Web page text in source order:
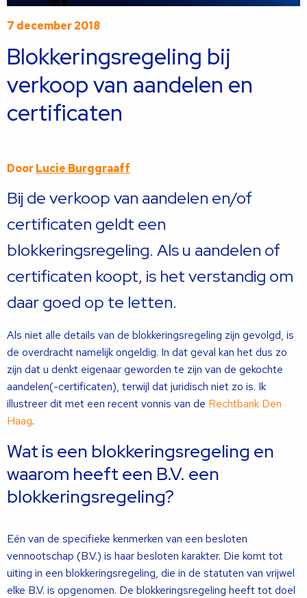
7 december 2018
Blokkeringsregeling bij
verkoop van aandelen en
certificaten
DoorLucie Burggraaff
Bij de verkoop van aandelen en/of
certificaten geldt een
blokkeringsregeling. Als u aandelen of
certificaten koopt, is het verstandig om
daar goed op te letten.
Als niet alle details van de blokkeringsregeling zijn gevolgd, is
de overdracht namelijk ongeldig. In dat geval kan het dus zo
zijn dat u denkt eigenaar geworden te zijn van de gekochte
aandelen(-certificaten), terwijl dat juridisch niet zo is. Ik
illustreer dit met een recent vonnis van de Rechtbank Den
Haag.
Wat is een blokkeringsregeling en
waarom heeft een B.V. een
blokkeringsregeling?
Eén van de specifieke kenmerken van een besloten
vennootschap (B.V.) is haar besloten karakter. Die komt tot
uiting in een blokkeringsregeling, die in de statuten van vrijwel
elke B.V. is opgenomen. De blokkeringsregeling heeft tot doel